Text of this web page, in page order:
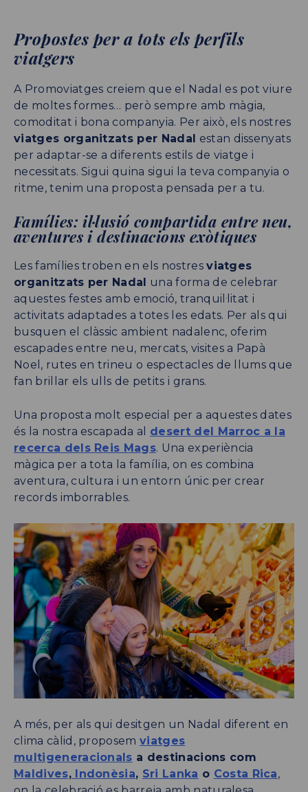
Propostes per a tots els perfils
viatgers
A Promoviatges creiem que el Nadal es pot viure
de moltes formes… però sempre amb màgia,
comoditat i bona companyia. Per això, els nostres
viatges organitzats per Nadal estan dissenyats
per adaptar-se a diferents estils de viatge i
necessitats. Sigui quina sigui la teva companyia o
ritme, tenim una proposta pensada per a tu.
Famílies: il·lusió compartida entre neu,
aventures i destinacions exòtiques
Les famílies troben en els nostresviatges
organitzats per Nadal una forma de celebrar
aquestes festes amb emoció, tranquil·litat i
activitats adaptades a totes les edats. Per als qui
busquen el clàssic ambient nadalenc, oferim
escapades entre neu, mercats, visites a Papà
Noel, rutes en trineu o espectacles de llums que
fan brillar els ulls de petits i grans.
Una proposta molt especial per a aquestes dates
és la nostra escapada al desert del Marroc a la
recerca dels Reis Mags. Una experiència
màgica per a tota la família, on es combina
aventura, cultura i un entorn únic per crear
records imborrables.
A més, per als qui desitgen un Nadal diferent en
clima càlid, proposemviatges
multigeneracionals a destinacions com
Maldives,Indonèsia, Sri Lanka o Costa Rica,